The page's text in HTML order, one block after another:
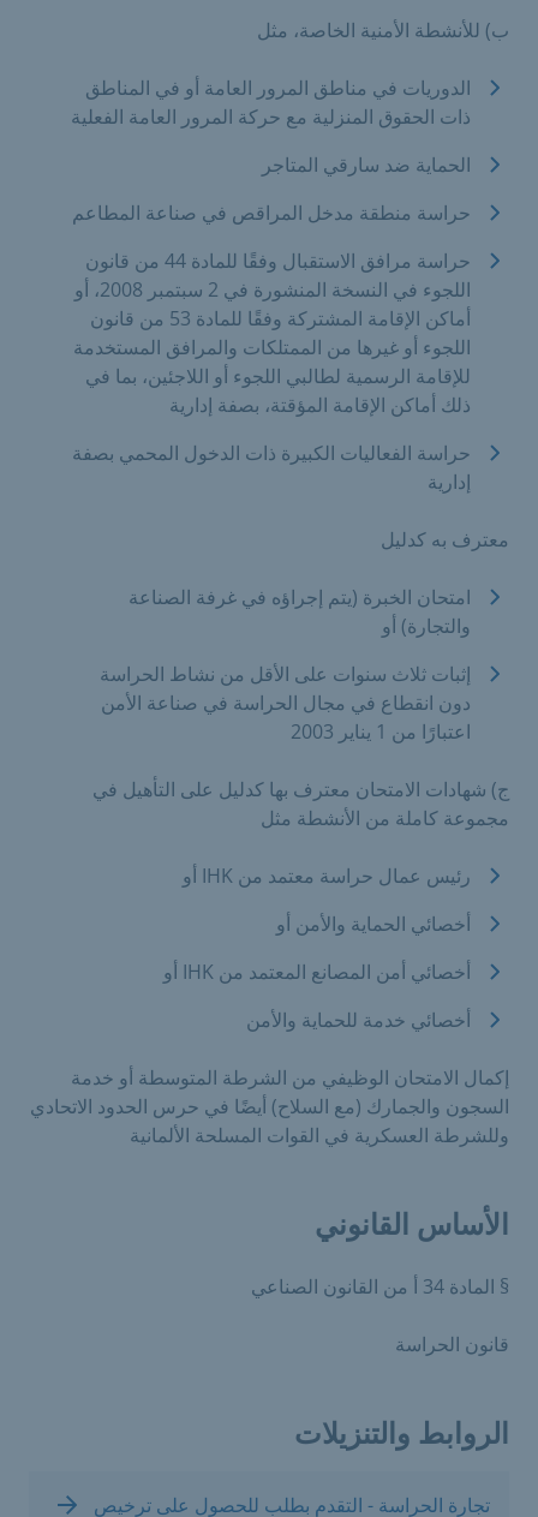
ب) للأنشطة الأمنية الخاصة، مثل
الدوريات في مناطق المرور العامة أو في المناطق
ذات الحقوق المنزلية مع حركة المرور العامة الفعلية
الحماية ضد سارقي المتاجر
حراسة منطقة مدخل المراقص في صناعة المطاعم
حراسة مرافق الاستقبال وفقًا للمادة 44 من قانون
اللجوء في النسخة المنشورة في 2 سبتمبر 2008، أو
أماكن الإقامة المشتركة وفقًا للمادة 53 من قانون
اللجوء أو غيرها من الممتلكات والمرافق المستخدمة
للإقامة الرسمية لطالبي اللجوء أو اللاجئين، بما في
ذلك أماكن الإقامة المؤقتة، بصفة إدارية
حراسة الفعاليات الكبيرة ذات الدخول المحمي بصفة
إدارية
معترف به كدليل
امتحان الخبرة (يتم إجراؤه في غرفة الصناعة
والتجارة) أو
إثبات ثلاث سنوات على الأقل من نشاط الحراسة
دون انقطاع في مجال الحراسة في صناعة الأمن
اعتبارًا من 1 يناير 2003
ج) شهادات الامتحان معترف بها كدليل على التأهيل في
مجموعة كاملة من الأنشطة مثل
رئيس عمال حراسة معتمد من IHK أو
أخصائي الحماية والأمن أو
أخصائي أمن المصانع المعتمد من IHK أو
أخصائي خدمة للحماية والأمن
إكمال الامتحان الوظيفي من الشرطة المتوسطة أو خدمة
السجون والجمارك (مع السلاح) أيضًا في حرس الحدود الاتحادي
وللشرطة العسكرية في القوات المسلحة الألمانية
الأساس القانوني
§ المادة 34 أ من القانون الصناعي
قانون الحراسة
الروابط والتنزيلات
تجارة الحراسة - التقدم بطلب للحصول على ترخيص